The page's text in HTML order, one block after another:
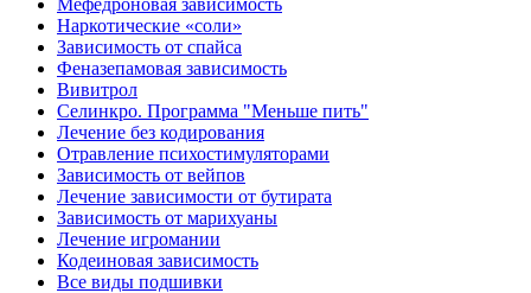
Мефедроновая зависимость
Наркотические «соли»
Зависимость от спайса
Феназепамовая зависимость
Вивитрол
Селинкро. Программа "Меньше пить"
Лечение без кодирования
Отравление психостимуляторами
Зависимость от вейпов
Лечение зависимости от бутирата
Зависимость от марихуаны
Лечение игромании
Кодеиновая зависимость
Все виды подшивки